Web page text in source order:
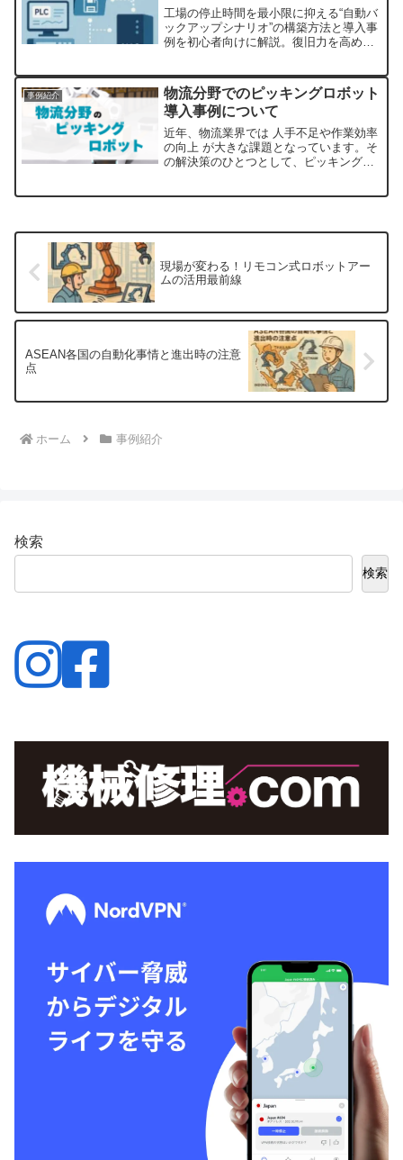
工場の停止時間を最小限に抑える“自動バ
ックアップシナリオ”の構築方法と導入事
例を初心者向けに解説。復旧力を高める
事例紹介
物流分野でのピッキングロボット
導入事例について
近年、物流業界では 人手不足や作業効率
の向上 が大きな課題となっています。そ
の解決策のひとつとして、ピッキングロ
現場が変わる！リモコン式ロボットアー
ムの活用最前線
ASEAN各国の自動化事情と進出時の注意
点
ホーム 事例紹介
検索
検索